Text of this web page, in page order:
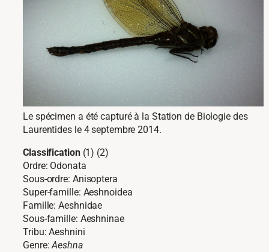
Le spécimen a été capturé à la Station de Biologie des
Laurentides le 4 septembre 2014.
Classification(1) (2)
Ordre: Odonata
Sous-ordre: Anisoptera
Super-famille: Aeshnoidea
Famille: Aeshnidae
Sous-famille: Aeshninae
Tribu: Aeshnini
Genre:Aeshna